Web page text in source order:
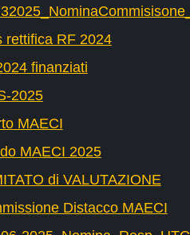
rettifica RF 2024
finanziati
2025
MAECI
MAECI 2025
di VALUTAZIONE
Distacco MAECI